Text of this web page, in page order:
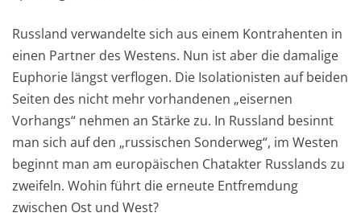
Russland verwandelte sich aus einem Kontrahenten in
einen Partner des Westens. Nun ist aber die damalige
Euphorie längst verflogen. Die Isolationisten auf beiden
Seiten des nicht mehr vorhandenen „eisernen
Vorhangs“ nehmen an Stärke zu. In Russland besinnt
man sich auf den „russischen Sonderweg“, im Westen
beginnt man am europäischen Chatakter Russlands zu
zweifeln. Wohin führt die erneute Entfremdung
zwischen Ost und West?